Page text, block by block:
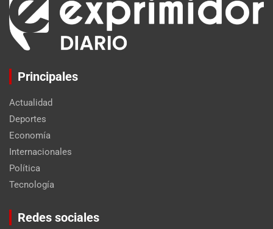
Principales
Actualidad
Deportes
Economía
Internacionales
Política
Tecnología
Redes sociales